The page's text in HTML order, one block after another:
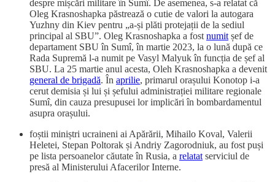
despre mișcări militare în Sumî. De asemenea, s-a relatat că
Oleg Krasnoshapka păstrează o cutie de valori la autogara
Yuzhny din Kiev pentru „a-și plăti protejații de la sediul
principal al SBU”. Oleg Krasnoshapka a fost numit șef de
departament SBU în Sumî, în martie 2023, la o lună după ce
Rada Supremă l-a numit pe Vasyl Malyuk în funcția de șef al
SBU. La 25 martie anul acesta, Oleh Krasnoshapka a devenit
general de brigadă. În aprilie, primarul orașului Konotop i-a
cerut demisia și lui și șefului administrației militare regionale
Sumî, din cauza presupusei lor implicări în bombardamentul
asupra orașului.
foștii miniștri ucraineni ai Apărării, Mihailo Koval, Valerii
Heletei, Stepan Poltorak și Andriy Zagorodniuk, au fost puși
pe lista persoanelor căutate în Rusia, a relatat serviciul de
presă al Ministerului Afacerilor Interne.